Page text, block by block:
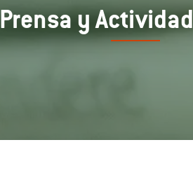
Prensa y